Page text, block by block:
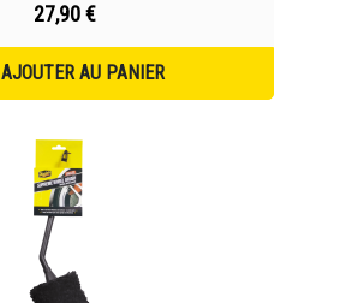
27,90 €
AJOUTER AU PANIER